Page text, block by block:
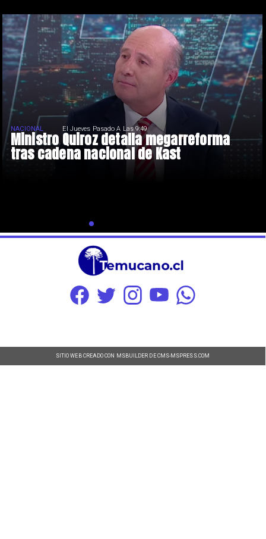
Ministro Quiroz detalla megarreforma
tras cadena nacional de Kast
NACIONAL El Jueves Pasado A Las 9:49
SITIO WEB CREADO CON MSBUILDER DE CMS-MSPRESS.COM